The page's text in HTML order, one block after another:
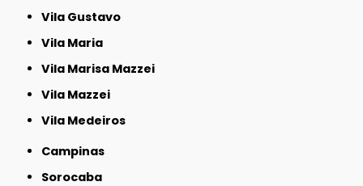
Vila Gustavo
Vila Maria
Vila Marisa Mazzei
Vila Mazzei
Vila Medeiros
Campinas
Sorocaba